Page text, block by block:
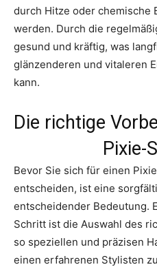
durch Hitze oder chemische
werden. Durch die
gesund und kräftig, was
glänzenderen und vitaleren
kann.
Die richtige
Pixie-
Bevor Sie sich für einen
entscheiden, ist eine
entscheidender Bedeutung.
Schritt ist die Auswahl des
so speziellen und präzisen
einen erfahrenen Stylisten